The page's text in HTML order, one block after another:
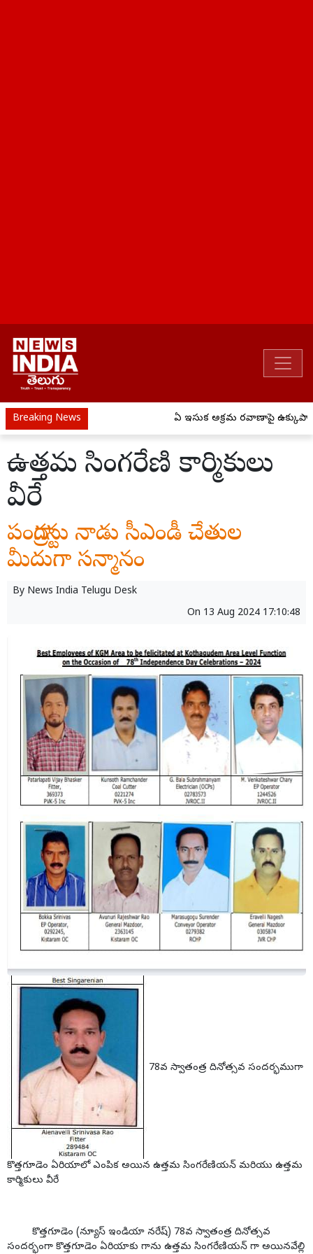
Breaking News ఏపీ ఇసుక అక్రమ రవాణాపై
ఉత్తమ సింగరేణి కార్మికులు
వీరే
పంద్రాగస్టు నాడు సీఎండీ చేతుల
మీదుగా సన్మానం
By News India Telugu Desk
On 13 Aug 2024 17:10:48
78వ స్వాతంత్ర దినోత్సవ సందర్భముగా
కొత్తగూడెం ఏరియాలో ఎంపిక అయిన ఉత్తమ సింగరేణియన్ మరియు ఉత్తమ
కార్మికులు వీరే
కొత్తగూడెం (న్యూస్ ఇండియా నరేష్) 78వ స్వాతంత్ర దినోత్సవ
సందర్భంగా కొత్తగూడెం ఏరియాకు గాను ఉత్తమ సింగరేణియన్ గా అయినవేల్లి